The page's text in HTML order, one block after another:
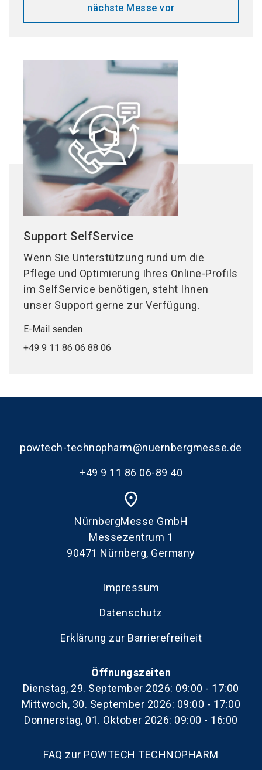
nächste Messe vor
Support SelfService
Wenn Sie Unterstützung rund um die
Pflege und Optimierung Ihres Online-Profils
im SelfService benötigen, steht Ihnen
unser Support gerne zur Verfügung.
E-Mail senden
+49 9 11 86 06 88 06
powtech-technopharm@nuernbergmesse.de
+49 9 11 86 06-89 40
place
NürnbergMesse GmbH
Messezentrum 1
90471 Nürnberg, Germany
Impressum
Datenschutz
Erklärung zur Barrierefreiheit
Öffnungszeiten
Dienstag, 29. September 2026: 09:00 - 17:00
Mittwoch, 30. September 2026: 09:00 - 17:00
Donnerstag, 01. Oktober 2026: 09:00 - 16:00
FAQ zur POWTECH TECHNOPHARM